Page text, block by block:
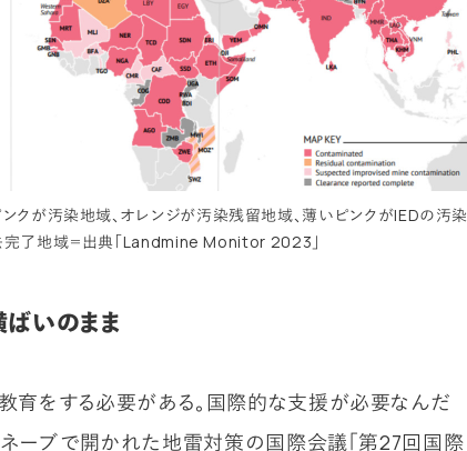
クが汚染地域、オレンジが汚染残留地域、薄いピンクがIEDの汚染
完了地域＝出典「Landmine Monitor 2023」
いのまま
育をする必要がある。国際的な支援が必要なんだ
ュネーブで開かれた地雷対策の国際会議「第27回国際